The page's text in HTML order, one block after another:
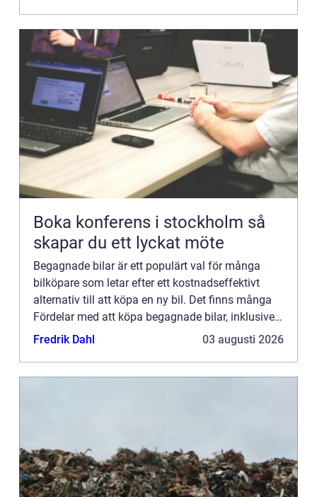
Boka konferens i stockholm så
skapar du ett lyckat möte
Begagnade bilar är ett populärt val för många
bilköpare som letar efter ett kostnadseffektivt
alternativ till att köpa en ny bil. Det finns många
Fördelar med att köpa begagnade bilar, inklusive
läg...
Fredrik Dahl 03 augusti 2026